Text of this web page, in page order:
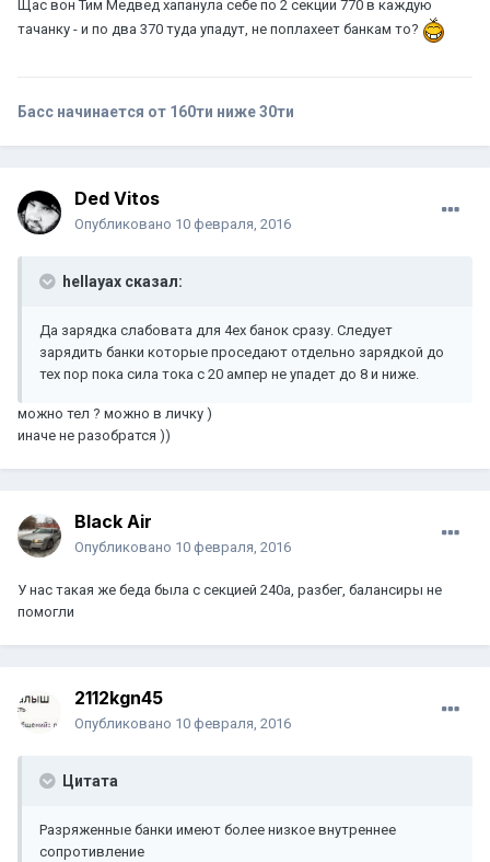
Щас вон Тим Медвед хапанула себе по 2 секции 770 в каждую
тачанку - и по два 370 туда упадут, не поплахеет банкам то?
Басс начинается от 160ти ниже 30ти
Ded Vitos
Опубликовано 10 февраля, 2016
hellayax сказал:
Да зарядка слабовата для 4ех банок сразу. Следует
зарядить банки которые проседают отдельно зарядкой до
тех пор пока сила тока с 20 ампер не упадет до 8 и ниже.
можно тел ? можно в личку )
иначе не разобратся ))
Black Air
Опубликовано 10 февраля, 2016
У нас такая же беда была с секцией 240а, разбег, балансиры не
помогли
2112kgn45
Опубликовано 10 февраля, 2016
Цитата
Разряженные банки имеют более низкое внутреннее
сопротивление